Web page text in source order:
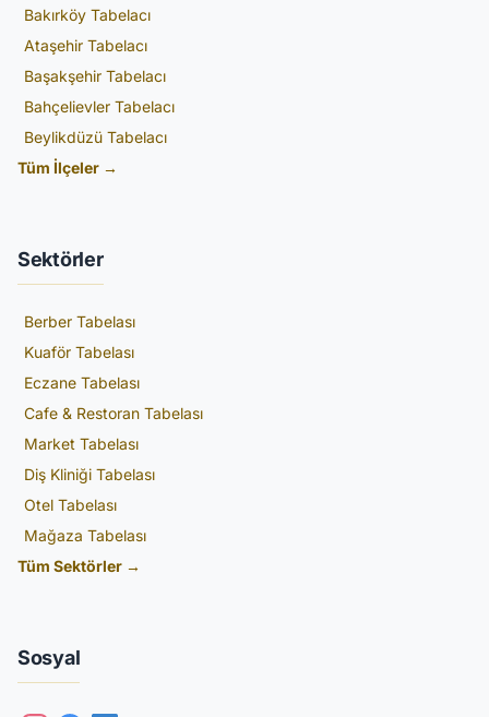
Bakırköy Tabelacı
Ataşehir Tabelacı
Başakşehir Tabelacı
Bahçelievler Tabelacı
Beylikdüzü Tabelacı
Tüm İlçeler →
Sektörler
Berber Tabelası
Kuaför Tabelası
Eczane Tabelası
Cafe & Restoran Tabelası
Market Tabelası
Diş Kliniği Tabelası
Otel Tabelası
Mağaza Tabelası
Tüm Sektörler →
Sosyal